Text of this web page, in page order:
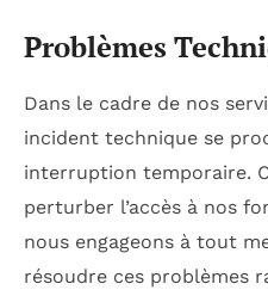
Problèmes
Dans le cadre de nos
incident technique se
interruption temporaire.
perturber l’accès à nos
nous engageons à tout
résoudre ces problèmes